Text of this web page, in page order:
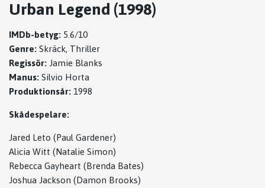
Urban Legend (1998)
IMDb-betyg: 5.6/10
Genre: Skräck, Thriller
Regissör: Jamie Blanks
Manus: Silvio Horta
Produktionsår: 1998
Skådespelare:
Jared Leto (Paul Gardener)
Alicia Witt (Natalie Simon)
Rebecca Gayheart (Brenda Bates)
Joshua Jackson (Damon Brooks)